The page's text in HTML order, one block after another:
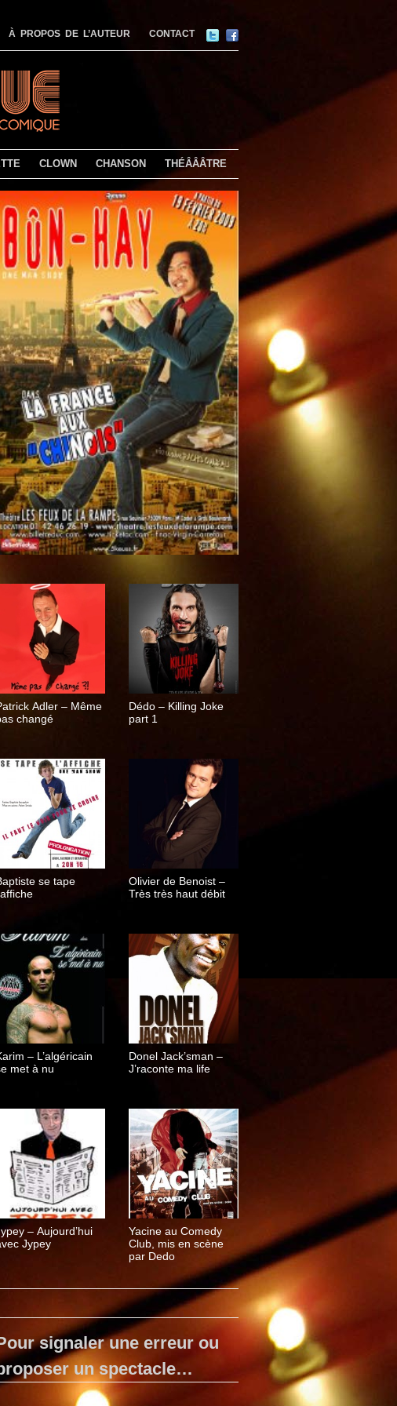
À PROPOS DE L’AUTEUR CONTACT
CLOWN CHANSON THÉÂÂÂTRE
Adler – Même
changé
Dédo – Killing Joke
part 1
se tape
Olivier de Benoist –
Très très haut débit
– L’algéricain
met à nu
Donel Jack’sman –
J’raconte ma life
– Aujourd’hui
Jypey
Yacine au Comedy
Club, mis en scène
par Dedo
signaler une erreur ou
un spectacle…